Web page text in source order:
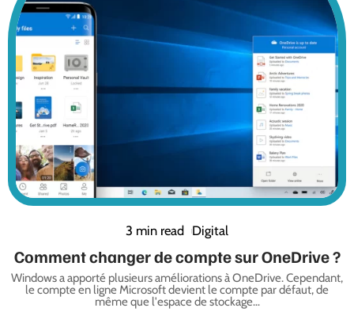
3 min read Digital
Comment changer de compte sur OneDrive ?
Windows a apporté plusieurs améliorations à OneDrive. Cependant,
le compte en ligne Microsoft devient le compte par défaut, de
même que l'espace de stockage…